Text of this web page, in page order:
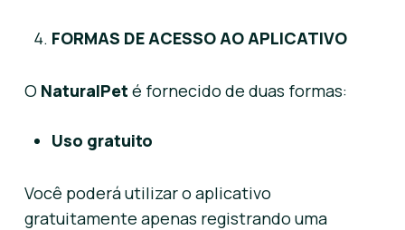
FORMAS DE ACESSO AO APLICATIVO
O NaturalPet é fornecido de duas formas:
Uso gratuito
Você poderá utilizar o aplicativo
gratuitamente apenas registrando uma